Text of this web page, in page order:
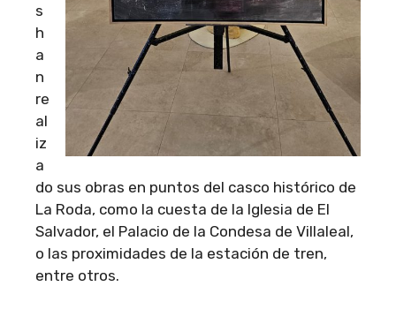
s
h
a
n
re
al
iz
a
do sus obras en puntos del casco histórico de
La Roda, como la cuesta de la Iglesia de El
Salvador, el Palacio de la Condesa de Villaleal,
o las proximidades de la estación de tren,
entre otros.